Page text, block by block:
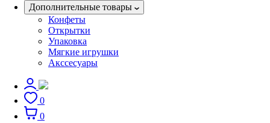
Дополнительные товары
Конфеты
Открытки
Упаковка
Мягкие игрушки
Акссесуары
0
0